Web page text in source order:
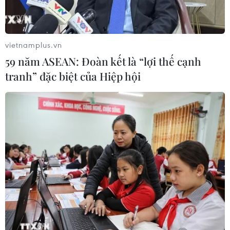
Xem thêm
CƠ QUAN CHỦ QUẢN: THÔNG TẤN XÃ VIỆT NAM
Tổng Biên tập: TRẦN TIẾN DUẨN
Phó Tổng Biên tập: NGUYỄN THỊ TÁM, KHÚC THANH
THỦY
Sở hữu trí tuệ
Quy định sử dụng
RSS
Hỗ trợ
Ngôn ngữ
TTXVN
vietnamplus.vn
59 năm ASEAN: Đoàn kết là “lợi thế cạnh
tranh” đặc biệt của Hiệp hội